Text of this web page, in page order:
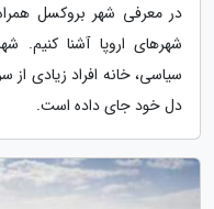
در معرفی شهر بروکسل
شهرهای اروپا آشنا
دل خود جای داده است.